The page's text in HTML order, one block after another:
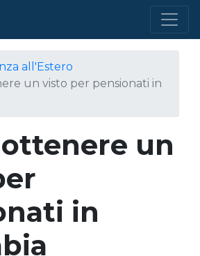
all'Estero
un visto per pensionati in
un
in